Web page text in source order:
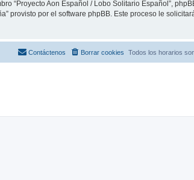
“Proyecto Aon Español / Lobo Solitario Español”,
provisto por el software phpBB. Este proceso le
Todos los horarios
Borrar cookies
Contáctenos